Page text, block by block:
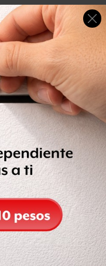
de queso pero
como con las
pujarían más si
que contenían solo
vio que los
como por ejemplo las
actividad en el
involucrada en
del
activar los efectos
sustancias químicas